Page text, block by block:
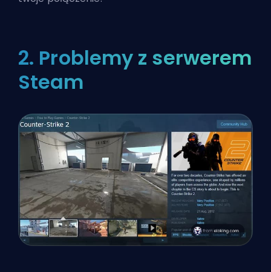
2. Problemy z serwerem
Steam